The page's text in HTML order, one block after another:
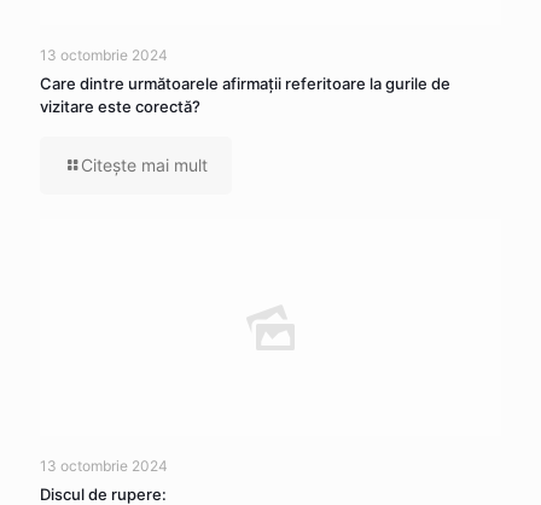
13 octombrie 2024
Care dintre următoarele afirmaţii referitoare la gurile de
vizitare este corectă?
Citeşte mai mult
13 octombrie 2024
Discul de rupere: